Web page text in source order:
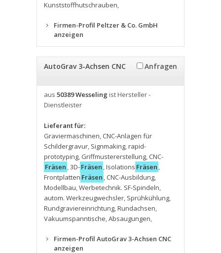
Kunststoffhutschrauben,
Firmen-Profil Peltzer & Co. GmbH
anzeigen
AutoGrav 3-Achsen CNC Anfragen
aus 50389 Wesseling ist Hersteller -
Dienstleister
Lieferant für:
Graviermaschinen, CNC-Anlagen für
Schildergravur, Signmaking,rapid-
prototyping, Griffmustererstellung, CNC-
Fräsen ,3D-Fräsen ,Isolations Fräsen ,
Frontplatten Fräsen , CNC-Ausbildung,
Modellbau,Werbetechnik. SF-Spindeln,
autom. Werkzeugwechsler, Sprühkühlung,
Rundgraviereinrichtung,Rundachsen,
Vakuumspanntische,Absaugungen,
Firmen-Profil AutoGrav 3-Achsen CNC
anzeigen